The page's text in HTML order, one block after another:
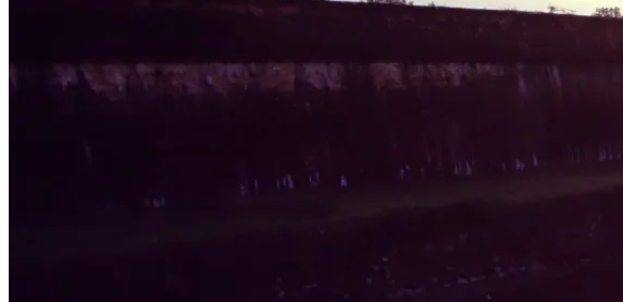
der
Meereswolken